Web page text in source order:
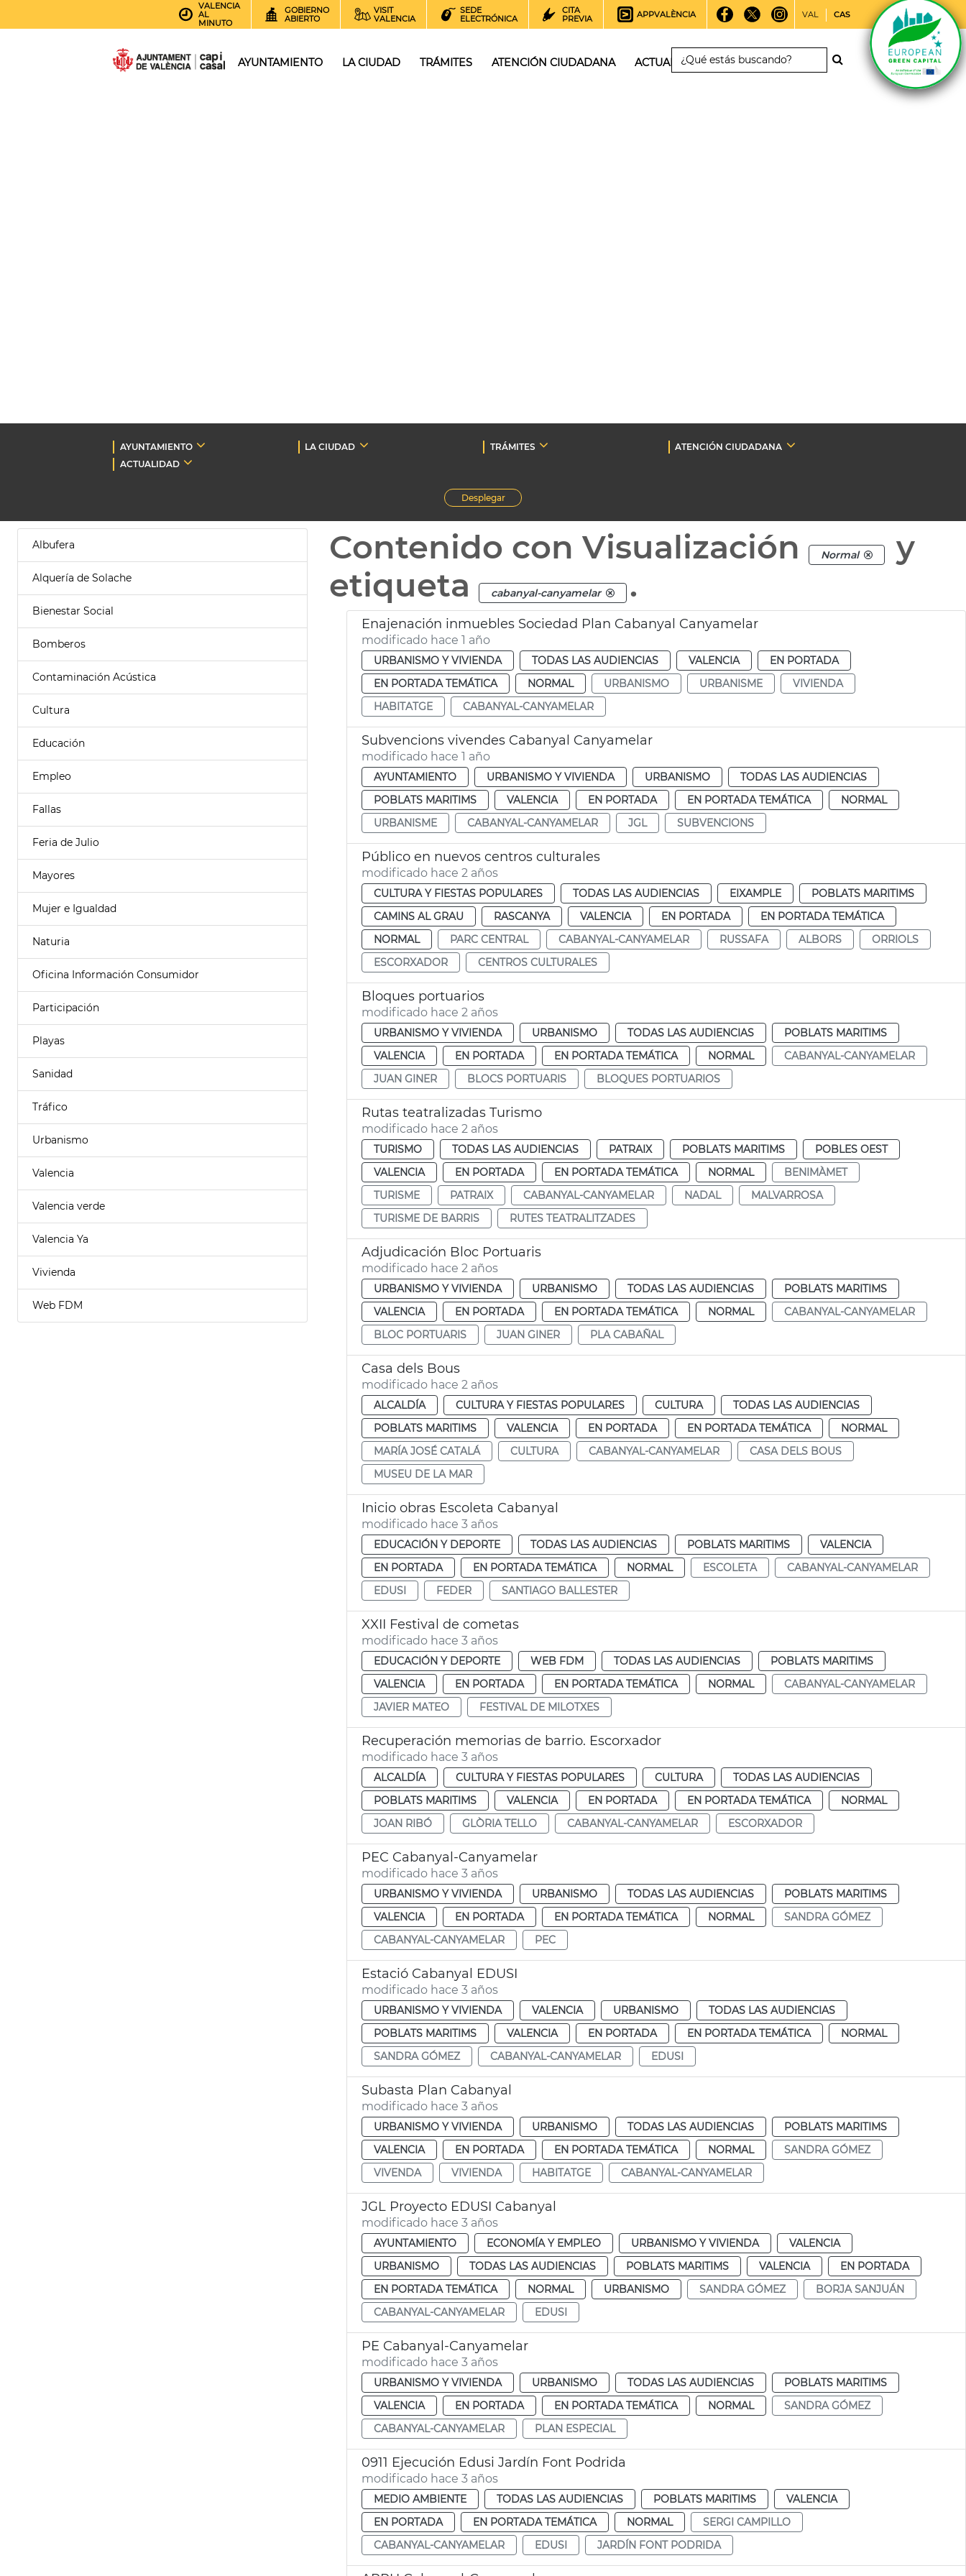
VALENCIA
AL
MINUTO
GOBIERNO
ABIERTO
VISIT
VALENCIA
SEDE
ELECTRÓNICA
CITA
PREVIA
APPVALÈNCIA VAL CAS
AYUNTAMIENTO LA CIUDAD TRÁMITES ATENCIÓN CIUDADANA ACTUALIDAD
AYUNTAMIENTO LA CIUDAD TRÁMITES
ATENCIÓN CIUDADANA
ACTUALIDAD
Desplegar
Albufera
Alquería de Solache
Bienestar Social
Bomberos
Contaminación Acústica
Cultura
Educación
Empleo
Fallas
Feria de Julio
Mayores
Mujer e Igualdad
Naturia
Oficina Información Consumidor
Participación
Playas
Sanidad
Tráfico
Urbanismo
Valencia
Valencia verde
Valencia Ya
Vivienda
Web FDM
Contenido con Visualización Normal
y
etiqueta
cabanyal-canyamelar .
Enajenación inmuebles Sociedad Plan Cabanyal Canyamelar
modificado hace 1 año
URBANISMO Y VIVIENDA TODAS LAS AUDIENCIAS VALENCIA
EN PORTADA
EN PORTADA TEMÁTICA
NORMAL URBANISMO URBANISME
VIVIENDA
HABITATGE
CABANYAL-CANYAMELAR
Subvencions vivendes Cabanyal Canyamelar
modificado hace 1 año
AYUNTAMIENTO URBANISMO Y VIVIENDA URBANISMO
TODAS LAS AUDIENCIAS
POBLATS MARITIMS
VALENCIA EN PORTADA EN PORTADA TEMÁTICA
NORMAL
URBANISME
CABANYAL-CANYAMELAR JGL SUBVENCIONS
Público en nuevos centros culturales
modificado hace 2 años
CULTURA Y FIESTAS POPULARES TODAS LAS AUDIENCIAS EIXAMPLE
POBLATS MARITIMS
CAMINS AL GRAU
RASCANYA VALENCIA EN PORTADA
EN PORTADA TEMÁTICA
NORMAL
PARC CENTRAL CABANYAL-CANYAMELAR RUSSAFA ALBORS
ORRIOLS
ESCORXADOR
CENTROS CULTURALES
Bloques portuarios
modificado hace 2 años
URBANISMO Y VIVIENDA URBANISMO TODAS LAS AUDIENCIAS
POBLATS MARITIMS
VALENCIA
EN PORTADA EN PORTADA TEMÁTICA NORMAL
CABANYAL-CANYAMELAR
JUAN GINER
BLOCS PORTUARIS BLOQUES PORTUARIOS
Rutas teatralizadas Turismo
modificado hace 2 años
TURISMO TODAS LAS AUDIENCIAS PATRAIX POBLATS MARITIMS
POBLES OEST
VALENCIA
EN PORTADA EN PORTADA TEMÁTICA NORMAL
BENIMÀMET
TURISME
PATRAIX CABANYAL-CANYAMELAR NADAL
MALVARROSA
TURISME DE BARRIS
RUTES TEATRALITZADES
Adjudicación Bloc Portuaris
modificado hace 2 años
URBANISMO Y VIVIENDA URBANISMO TODAS LAS AUDIENCIAS
POBLATS MARITIMS
VALENCIA
EN PORTADA EN PORTADA TEMÁTICA NORMAL
CABANYAL-CANYAMELAR
BLOC PORTUARIS
JUAN GINER PLA CABAÑAL
Casa dels Bous
modificado hace 2 años
ALCALDÍA CULTURA Y FIESTAS POPULARES CULTURA
TODAS LAS AUDIENCIAS
POBLATS MARITIMS
VALENCIA EN PORTADA EN PORTADA TEMÁTICA
NORMAL
MARÍA JOSÉ CATALÁ
CULTURA CABANYAL-CANYAMELAR
CASA DELS BOUS
MUSEU DE LA MAR
Inicio obras Escoleta Cabanyal
modificado hace 3 años
EDUCACIÓN Y DEPORTE TODAS LAS AUDIENCIAS POBLATS MARITIMS
VALENCIA
EN PORTADA
EN PORTADA TEMÁTICA NORMAL ESCOLETA
CABANYAL-CANYAMELAR
EDUSI
FEDER SANTIAGO BALLESTER
XXII Festival de cometas
modificado hace 3 años
EDUCACIÓN Y DEPORTE WEB FDM TODAS LAS AUDIENCIAS
POBLATS MARITIMS
VALENCIA
EN PORTADA EN PORTADA TEMÁTICA NORMAL
CABANYAL-CANYAMELAR
JAVIER MATEO
FESTIVAL DE MILOTXES
Recuperación memorias de barrio. Escorxador
modificado hace 3 años
ALCALDÍA CULTURA Y FIESTAS POPULARES CULTURA
TODAS LAS AUDIENCIAS
POBLATS MARITIMS
VALENCIA EN PORTADA EN PORTADA TEMÁTICA
NORMAL
JOAN RIBÓ
GLÒRIA TELLO CABANYAL-CANYAMELAR ESCORXADOR
PEC Cabanyal-Canyamelar
modificado hace 3 años
URBANISMO Y VIVIENDA URBANISMO TODAS LAS AUDIENCIAS
POBLATS MARITIMS
VALENCIA
EN PORTADA EN PORTADA TEMÁTICA NORMAL
SANDRA GÓMEZ
CABANYAL-CANYAMELAR
PEC
Estació Cabanyal EDUSI
modificado hace 3 años
URBANISMO Y VIVIENDA VALENCIA URBANISMO
TODAS LAS AUDIENCIAS
POBLATS MARITIMS
VALENCIA EN PORTADA EN PORTADA TEMÁTICA
NORMAL
SANDRA GÓMEZ
CABANYAL-CANYAMELAR EDUSI
Subasta Plan Cabanyal
modificado hace 3 años
URBANISMO Y VIVIENDA URBANISMO TODAS LAS AUDIENCIAS
POBLATS MARITIMS
VALENCIA
EN PORTADA EN PORTADA TEMÁTICA NORMAL
SANDRA GÓMEZ
VIVENDA
VIVIENDA HABITATGE CABANYAL-CANYAMELAR
JGL Proyecto EDUSI Cabanyal
modificado hace 3 años
AYUNTAMIENTO ECONOMÍA Y EMPLEO URBANISMO Y VIVIENDA
VALENCIA
URBANISMO
TODAS LAS AUDIENCIAS POBLATS MARITIMS VALENCIA
EN PORTADA
EN PORTADA TEMÁTICA
NORMAL URBANISMO SANDRA GÓMEZ
BORJA SANJUÁN
CABANYAL-CANYAMELAR
EDUSI
PE Cabanyal-Canyamelar
modificado hace 3 años
URBANISMO Y VIVIENDA URBANISMO TODAS LAS AUDIENCIAS
POBLATS MARITIMS
VALENCIA
EN PORTADA EN PORTADA TEMÁTICA NORMAL
SANDRA GÓMEZ
CABANYAL-CANYAMELAR
PLAN ESPECIAL
0911 Ejecución Edusi Jardín Font Podrida
modificado hace 3 años
MEDIO AMBIENTE TODAS LAS AUDIENCIAS POBLATS MARITIMS
VALENCIA
EN PORTADA
EN PORTADA TEMÁTICA NORMAL
SERGI CAMPILLO
CABANYAL-CANYAMELAR
EDUSI JARDÍN FONT PODRIDA